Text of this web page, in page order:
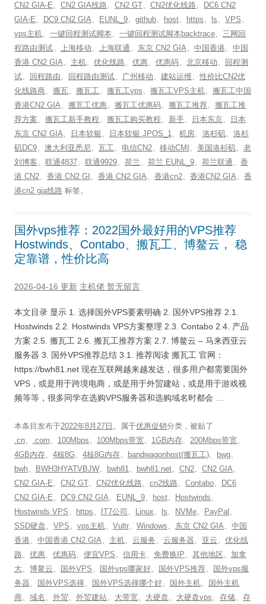
CN2 GIA-E、 CN2 GIA线路、 CN2 GT、 CN2优化线路、
DC6 CN2
GIA-E、 DC9 CN2 GIA、 EUNL_9、 github、 host、 https、 ls、 VPS、
vps主机、 一键回程测试脚本、 一键回程测试脚本backtrace、 三网回
程路由测试、 上海移动、 上海联通、 东京 CN2 GIA、 中国香港、 中国
香港 CN2 GIA、 主机、 优化线路、 优惠、 优惠码、 北京移动、
回程测
试、 回程路由、 回程路由测试、 广州移动、 建站运维、 性价比CN2优
化线路商、 搬瓦、 搬瓦工、 搬瓦工vps、 搬瓦工VPS主机、 搬瓦工中国
香港CN2 GIA、 搬瓦工优惠、 搬瓦工优惠码、 搬瓦工推荐、 搬瓦工推
荐方案、 搬瓦工新手教程、 搬瓦工购买教程、 新手、 日本东京、
日本
东京 CN2 GIA、 日本软银、 日本软银 JPOS_1、 机房、 洛杉矶、 洛杉
矶DC9、 澳大利亚悉尼、 瓦工、 电信CN2、 移动CMI 、 美国洛杉矶、 老
刘博客、 联通4837、 联通9929、 荷兰、 荷兰 EUNL_9、 荷兰联通、 香
港 CN2、 香港 CN2 GI 、 香港 CN2 GIA、 香港cn2、 香港CN2 GIA、 香
港cn2 gia线路 标签。
国外vps推荐：2022国外最好用的VPS推荐
Hostwinds、Contabo、搬瓦工、博鳌云， 稳
定靠谱，性价比高
2026-04-16 更新 主机佬 暂无留言
本文目录 显示 1. 选择国外VPS要素明确 2. 国外VPS推荐 2.1.
Hostwinds 2.2. Hostwinds VPS方案整理 2.3. Contabo 2.4. 产品
方案 2.5. 搬瓦工 2.6. 搬瓦工推荐方案 2.7. 博鳌云 – 马来西亚云
服务器 3. 国外VPS推荐总结 3.1. 推荐阅读 搬瓦工 官网：
https://bwh81.net 现在互联网越来越发达，很多用户都需要国外
VPS，或是用于跨境电商，或是用于外贸建站，或是用于游戏视
频等等，很多同学在选购VPS服务器和选购域名时都会 …
本条目发布于2022年8月27日 。属于优惠促销分类，被贴了
.cn、 .com、 100Mbps、 100Mbps带宽、 1GB内存、 200Mbps带宽、
4GB内存、 4核8G、 4核8G内存、 bandwagonhost(搬瓦工)、 bwg、
bwh、 BWH3HYATVBJW、 bwh81、 bwh81.net、 CN2、 CN2 GIA、
CN2 GIA-E、 CN2 GT、 CN2优化线路、 cn2线路、 Contabo、
DC6
CN2 GIA-E、 DC9 CN2 GIA、 EUNL_9、 host、 Hostwinds、
Hostwinds VPS、 https、 IT7公司 、 Linux、 ls、 NVMe、 PayPal 、
SSD硬盘、 VPS、 vps主机、 Vultr、 Windows、 东京 CN2 GIA、 中国
香港、 中国香港 CN2 GIA、 主机、 云服务、 云服务器、 亚云、 优化线
路、 优惠、 优惠码、 便宜VPS、 信用卡、 免费换IP、 其他地区、 加拿
大、 博鳌云、 国外VPS、 国外vps哪家好、 国外VPS推荐、
国外vps服
务器、 国外VPS选择、 国外VPS选择哪个好、 国外主机、
国外主机
商、 域名 、 外贸、 外贸建站、 大带宽、 大硬盘、 大硬盘vps、 存储、 存